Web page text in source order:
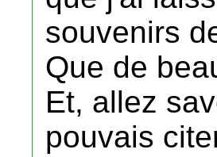
souvenirs
Que de
Et, allez
pouvais